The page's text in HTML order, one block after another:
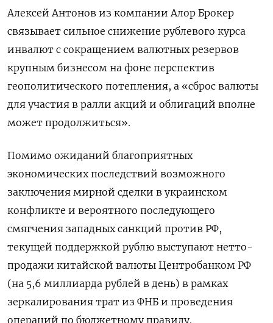
Алексей Антонов из компании Алор Брокер
связывает сильное снижение рублевого курса
инвалют с сокращением валютных резервов
крупным бизнесом на фоне перспектив
геополитического потепления, а «сброс валюты
для участия в ралли акций и облигаций вполне
может продолжиться».
Помимо ожиданий благоприятных
экономических последствий возможного
заключения мирной сделки в украинском
конфликте и вероятного последующего
смягчения западных санкций против РФ,
текущей поддержкой рублю выступают нетто-
продажи китайской валюты Центробанком РФ
(на 5,6 миллиарда рублей в день) в рамках
зеркалирования трат из ФНБ и проведения
операций по бюджетному правилу.